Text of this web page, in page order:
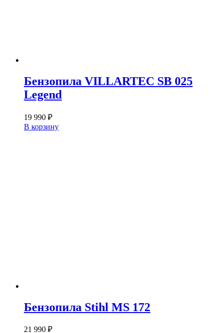
Бензопила VILLARTEC SB 025
Legend
19 990 ₽
В корзину
Бензопила Stihl MS 172
21 990 ₽